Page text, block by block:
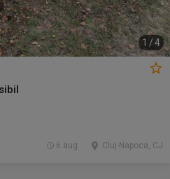
1 /4
Cluj-Napoca, CJ
6 aug.